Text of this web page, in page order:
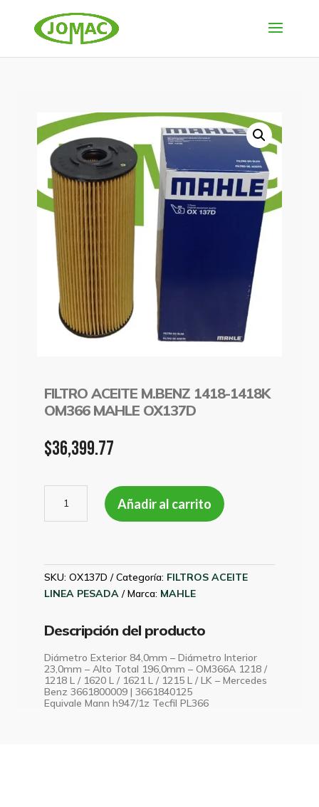
FILTRO ACEITE M.BENZ 1418-1418K
OM366 MAHLE OX137D
$36,399.77
ACEITE
M.BENZ
OM366
MAHLE
cantidad
Añadir al carrito
SKU:OX137D Categoría: FILTROS ACEITE
LINEA PESADA
Marca: MAHLE
Descripción del producto
Diámetro Exterior 84,0mm – Diámetro Interior
23,0mm – Alto Total 196,0mm – OM366A 1218 /
1218 L / 1620 L / 1621 L / 1215 L / LK – Mercedes
Benz 3661800009 | 3661840125
Equivale Mann h947/1z Tecfil PL366